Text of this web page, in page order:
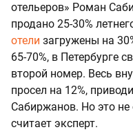
отельеров» Роман
продано 25-30%
отели загружены на
65-70%, в Петербурге
второй номер. Весь
просел на 12%,
Сабиржанов. Но это не
считает эксперт.